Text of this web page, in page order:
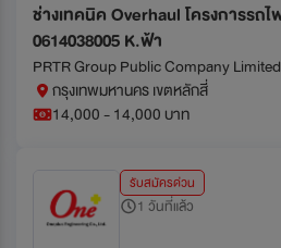
ช่างเทคนิค Overhaul โครงการรถไฟฟ้า คูคต สายไหม Line:
0614038005 K.ฟ้า
PRTR Group Public Company Limited
กรุงเทพมหานคร เขตหลักสี่
14,000 - 14,000 บาท
รับสมัครด่วน
1 วันที่แล้ว